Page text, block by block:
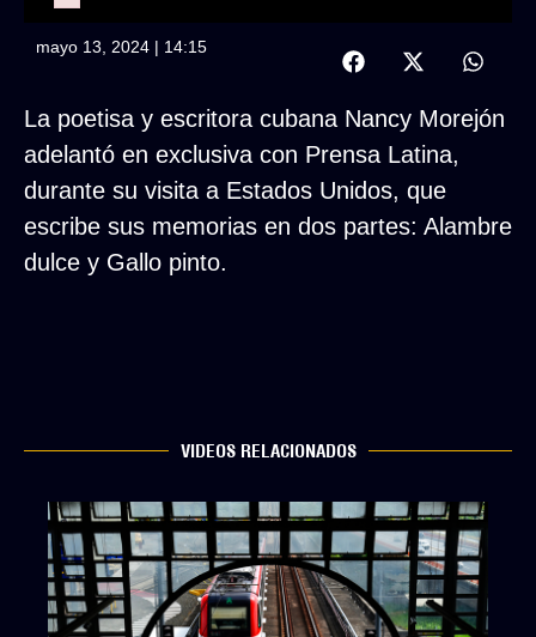
mayo 13, 2024 | 14:15
La poetisa y escritora cubana Nancy Morejón
adelantó en exclusiva con Prensa Latina,
durante su visita a Estados Unidos, que
escribe sus memorias en dos partes: Alambre
dulce y Gallo pinto.
VIDEOS RELACIONADOS
Failed to initialize plugin: wplink